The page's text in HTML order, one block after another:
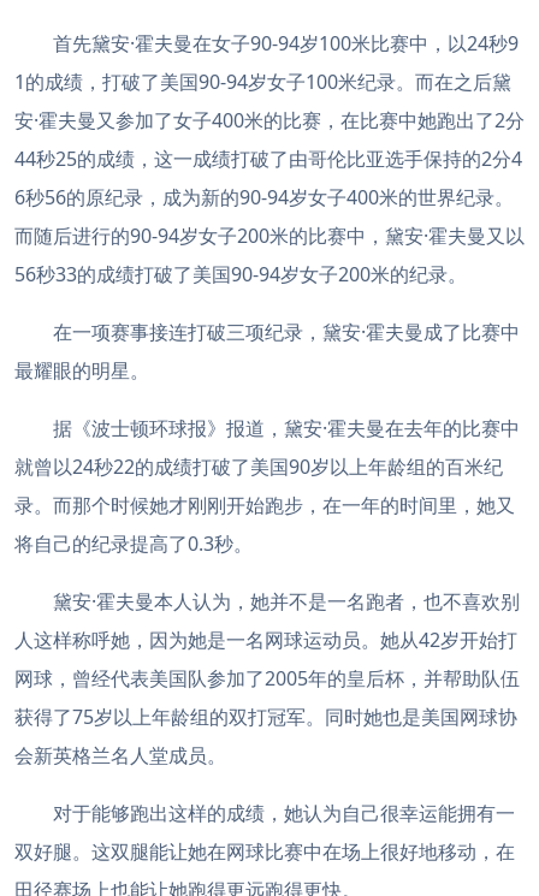
首先黛安·霍夫曼在女子90-94岁100米比赛中，以24秒9
1的成绩，打破了美国90-94岁女子100米纪录。而在之后黛
安·霍夫曼又参加了女子400米的比赛，在比赛中她跑出了2分
44秒25的成绩，这一成绩打破了由哥伦比亚选手保持的2分4
6秒56的原纪录，成为新的90-94岁女子400米的世界纪录。
而随后进行的90-94岁女子200米的比赛中，黛安·霍夫曼又以
56秒33的成绩打破了美国90-94岁女子200米的纪录。
在一项赛事接连打破三项纪录，黛安·霍夫曼成了比赛中
最耀眼的明星。
据《波士顿环球报》报道，黛安·霍夫曼在去年的比赛中
就曾以24秒22的成绩打破了美国90岁以上年龄组的百米纪
录。而那个时候她才刚刚开始跑步，在一年的时间里，她又
将自己的纪录提高了0.3秒。
黛安·霍夫曼本人认为，她并不是一名跑者，也不喜欢别
人这样称呼她，因为她是一名网球运动员。她从42岁开始打
网球，曾经代表美国队参加了2005年的皇后杯，并帮助队伍
获得了75岁以上年龄组的双打冠军。同时她也是美国网球协
会新英格兰名人堂成员。
对于能够跑出这样的成绩，她认为自己很幸运能拥有一
双好腿。这双腿能让她在网球比赛中在场上很好地移动，在
田径赛场上也能让她跑得更远跑得更快。